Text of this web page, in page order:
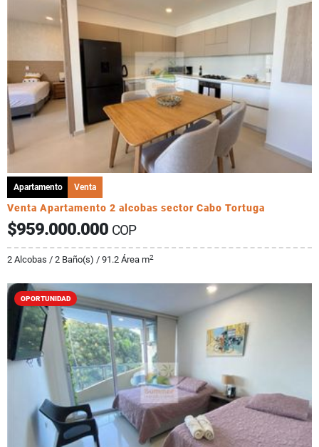
Apartamento Venta
Venta Apartamento 2 alcobas sector Cabo Tortuga
$959.000.000 COP
2 Alcobas / 2 Baño(s) / 91.2 Área m2
OPORTUNIDAD